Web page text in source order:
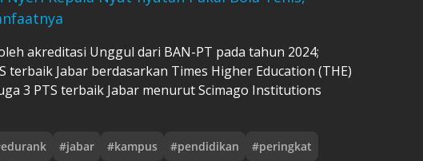
akreditasi Unggul dari BAN-PT pada tahun 2024;
terbaik Jabar berdasarkan Times Higher Education (THE)
3 PTS terbaik Jabar menurut Scimago Institutions
edurank #jabar #kampus #pendidikan #peringkat